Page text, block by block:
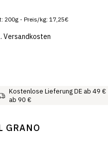
200g - Preis/kg: 17,25€
Versandkosten
Kostenlose Lieferung DE ab 49 €
ab 90 €
GRANO